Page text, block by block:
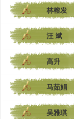
林榕发
汪 斌
高升
马茹娟
吴雅琪